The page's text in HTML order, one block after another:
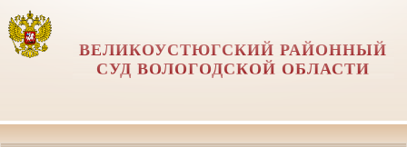
ВЕЛИКОУСТЮГСКИЙ РАЙОННЫЙ
СУД ВОЛОГОДСКОЙ ОБЛАСТИ